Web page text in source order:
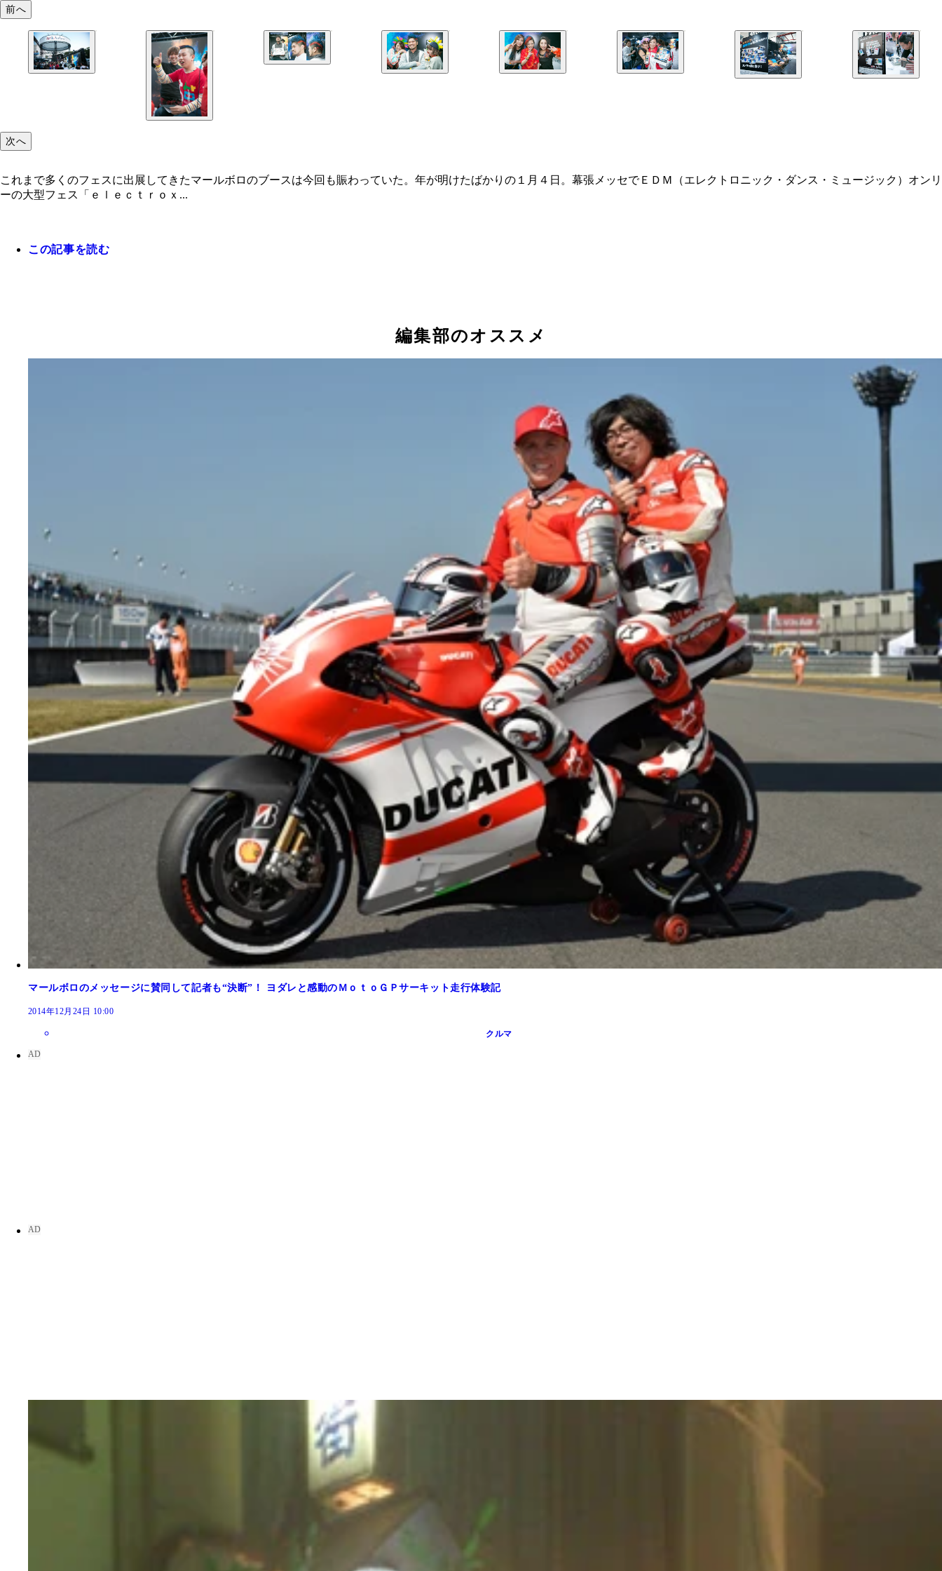
「一緒に写真撮っていいですか？」と美女ふたりに言われて調子に乗る、生まれ変わった記者。
『マールボロ フュージョン ブラスト』のサンプリングを配るお姉さまと、フェスでテンション上がったステキ女子。
マットに飛び込む女子たち。上空からカメラが『マールボロ フュージョン ブラスト』のキービジュアルのように撮影してくれる「フュージョンフォト」
オリジナルのパッケージが作れるコーナーは仲間と一緒にやっても楽しそうだ。
前へ
次へ
これまで多くのフェスに出展してきたマールボロのブースは今回も賑わっていた。年が明けたばかりの１月４日。幕張メッセでＥＤＭ（エレクトロニック・ダンス・ミュージック）オンリ
ーの大型フェス「ｅｌｅｃｔｒｏｘ...
この記事を読む
編集部のオススメ
マールボロのメッセージに賛同して記者も“決断”！ ヨダレと感動のＭｏｔｏＧＰサーキット走行体験記
2014年12月24日 10:00
クルマ